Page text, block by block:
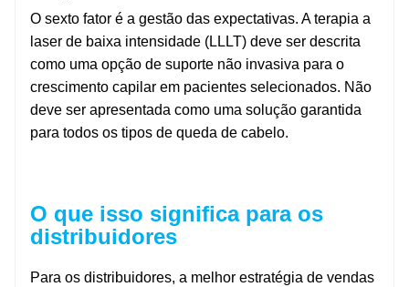
O sexto fator é a gestão das expectativas. A terapia a
laser de baixa intensidade (LLLT) deve ser descrita
como uma opção de suporte não invasiva para o
crescimento capilar em pacientes selecionados. Não
deve ser apresentada como uma solução garantida
para todos os tipos de queda de cabelo.
O que isso significa para os
distribuidores
Para os distribuidores, a melhor estratégia de vendas